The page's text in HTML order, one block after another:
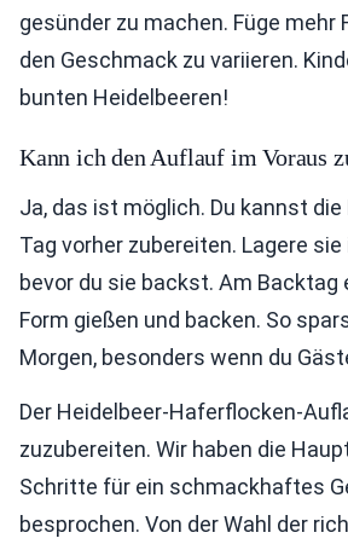
gesünder zu machen. Füge mehr
den Geschmack zu variieren.
bunten Heidelbeeren!
Kann ich den Auflauf im Voraus
Ja, das ist möglich. Du kannst
Tag vorher zubereiten. Lagere
bevor du sie backst. Am Backtag
Form gießen und backen. So
Morgen, besonders wenn du
Der Heidelbeer-Haferflocken-
zuzubereiten. Wir haben die
Schritte für ein schmackhaftes
besprochen. Von der Wahl der